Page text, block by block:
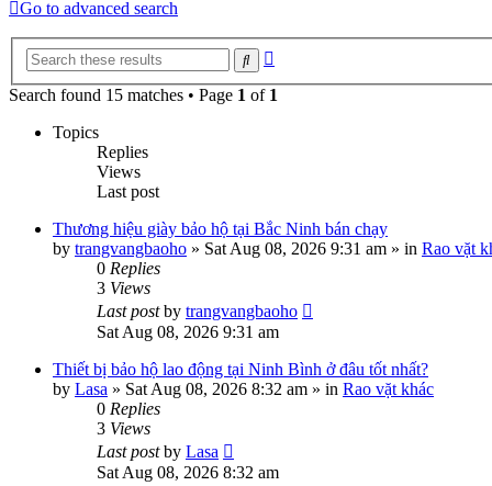
Go to advanced search
Search
Search found 15 matches • Page 1 of 1
Topics
Replies
Views
Last post
Thương hiệu giày bảo hộ tại Bắc Ninh bán chạy
by trangvangbaoho » Sat Aug 08, 2026 9:31 am » in Rao vặt
0 Replies
3 Views
Last postby trangvangbaoho
Sat Aug 08, 2026 9:31 am
Thiết bị bảo hộ lao động tại Ninh Bình ở đâu tốt nhất?
by Lasa » Sat Aug 08, 2026 8:32 am » in Rao vặt khác
0 Replies
3 Views
Last postby Lasa
Sat Aug 08, 2026 8:32 am